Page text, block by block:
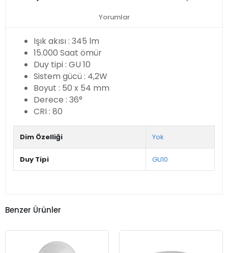
Yorumlar
Işık akısı : 345 lm
15.000 Saat ömür
Duy tipi : GU 10
Sistem gücü : 4,2W
Boyut : 50 x 54 mm
Derece : 36°
CRI : 80
Dim Özelliği Yok
Duy Tipi GU10
Benzer Ürünler